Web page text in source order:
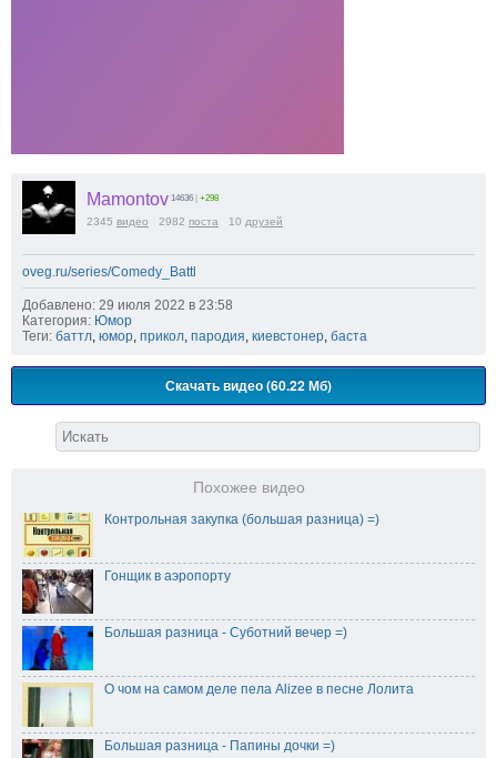
Mamontov 14636 | +298
2345 видео 2982 поста 10 друзей
oveg.ru/series/Comedy_Battl
Добавлено: 29 июля 2022 в 23:58
Категория: Юмор
Теги: баттл юмор прикол пародия киевстонер баста
Скачать видео (60.22 Мб)
Похожее видео
Контрольная закупка (большая разница) =)
Гонщик в аэропорту
Большая разница - Суботний вечер =)
О чом на самом деле пела Alizee в песне Лолита
Большая разница - Папины дочки =)